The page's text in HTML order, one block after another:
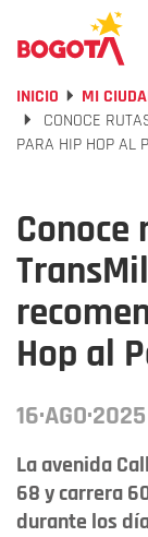
INICIO MI
CONOCE
PARA HIP HOP AL
Conoce
Hop al
16·AGO·2025
La avenida
68 y carrera
durante los